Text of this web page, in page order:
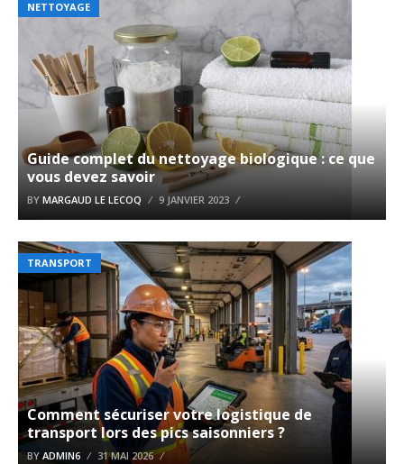
NETTOYAGE
Guide complet du nettoyage biologique : ce que
vous devez savoir
BY MARGAUD LE LECOQ 9 JANVIER 2023
TRANSPORT
Comment sécuriser votre logistique de
transport lors des pics saisonniers ?
BY ADMIN6 31 MAI 2026